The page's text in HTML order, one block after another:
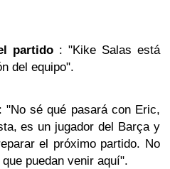
partido : "Kike Salas está
del equipo".
: "No sé qué pasará con Eric,
es un jugador del Barça y
el próximo partido. No
puedan venir aquí".